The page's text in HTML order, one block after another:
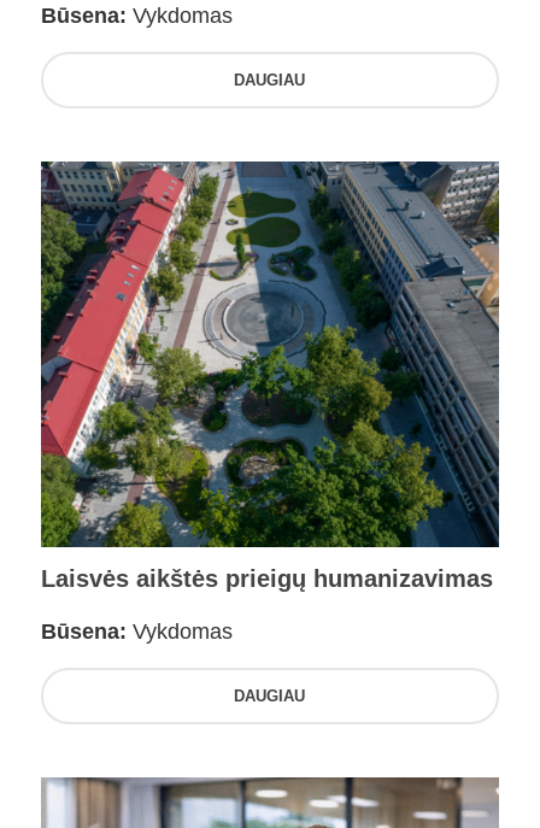
Būsena: Vykdomas
DAUGIAU
Laisvės aikštės prieigų humanizavimas
Būsena: Vykdomas
DAUGIAU